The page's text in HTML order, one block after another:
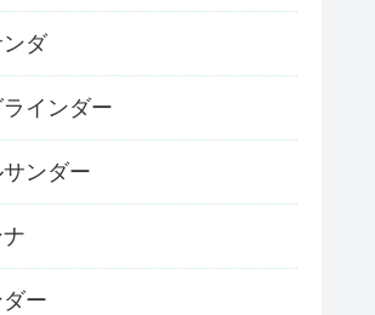
ダ
インダー
ンダー
ー